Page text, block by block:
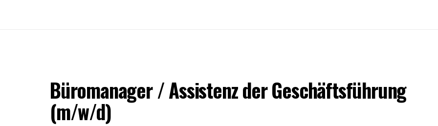
Büromanager / Assistenz der Geschäftsführung
(m/w/d)